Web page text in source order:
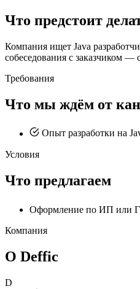
Что предстоит
Компания ищет Java
собеседования с заказчиком
Требования
Что мы ждём от
Опыт разработки на
Условия
Что предлагаем
Оформление по ИП или
Компания
О Deffic
D